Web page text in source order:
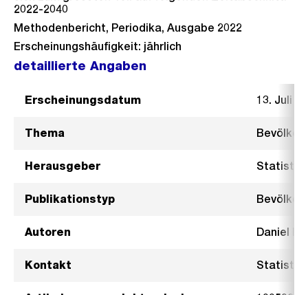
2022-2040
Methodenbericht, Periodika, Ausgabe 2022
Erscheinungshäufigkeit: jährlich
detaillierte Angaben
Erscheinungsdatum 13. Juli
Thema
Herausgeber Statistik
Publikationstyp
Autoren Daniel
Kontakt Statistik